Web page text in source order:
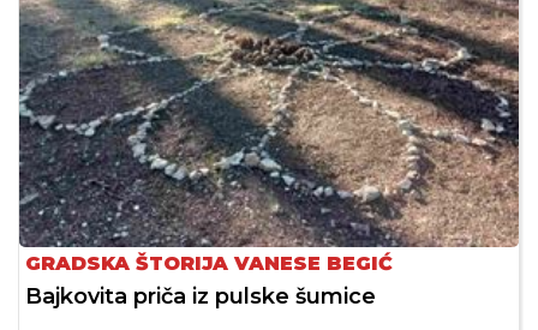
GRADSKA ŠTORIJA VANESE BEGIĆ
Bajkovita priča iz pulske šumice